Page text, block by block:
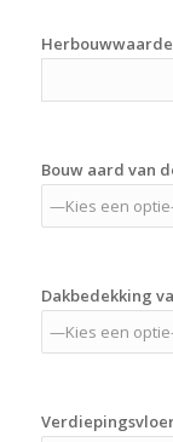
Bouw aard van
Dakbedekking